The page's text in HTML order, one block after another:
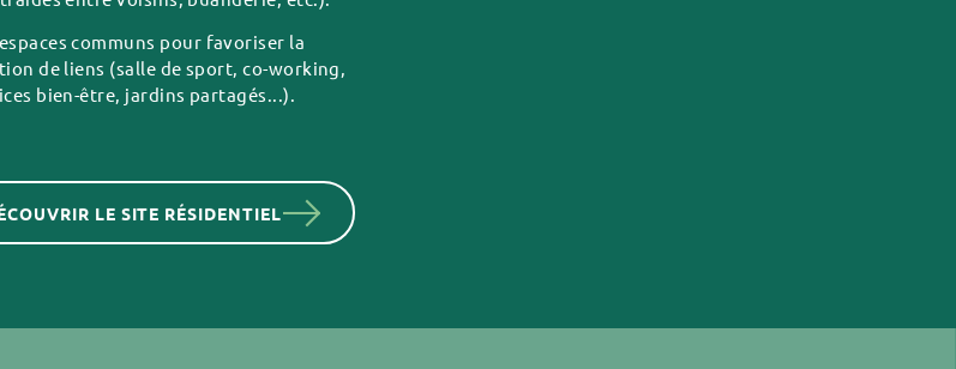
communs pour favoriser la
de liens (salle de sport, co-working,
bien-être, jardins partagés...).
LE SITE RÉSIDENTIEL